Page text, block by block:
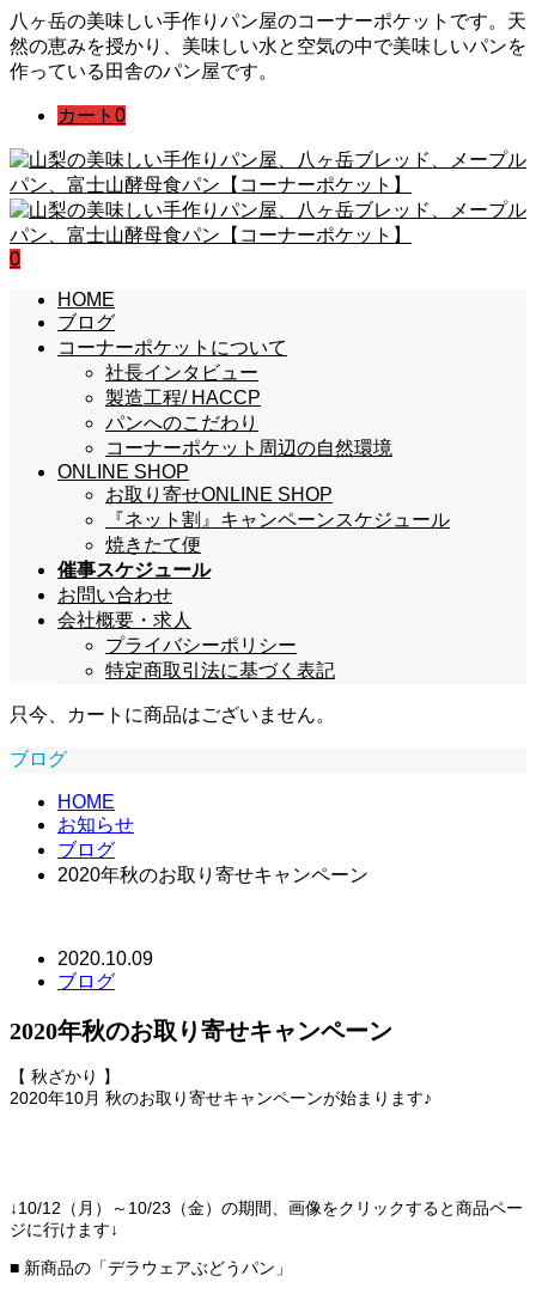
八ヶ岳の美味しい手作りパン屋のコーナーポケットです。天
然の恵みを授かり、美味しい水と空気の中で美味しいパンを
作っている田舎のパン屋です。
カート 0
0
HOME
ブログ
コーナーポケットについて
社長インタビュー
製造工程/ HACCP
パンへのこだわり
コーナーポケット周辺の自然環境
ONLINE SHOP
お取り寄せONLINE SHOP
『ネット割』キャンペーンスケジュール
焼きたて便
催事スケジュール
お問い合わせ
会社概要・求人
プライバシーポリシー
特定商取引法に基づく表記
只今、カートに商品はございません。
ブログ
HOME
お知らせ
ブログ
2020年秋のお取り寄せキャンペーン
2020.10.09
ブログ
2020年秋のお取り寄せキャンペーン
【 秋ざかり 】
2020年10月 秋のお取り寄せキャンペーンが始まります♪
↓10/12（月）～10/23（金）の期間、画像をクリックすると商品ペー
ジに行けます↓
■ 新商品の「デラウェアぶどうパン」